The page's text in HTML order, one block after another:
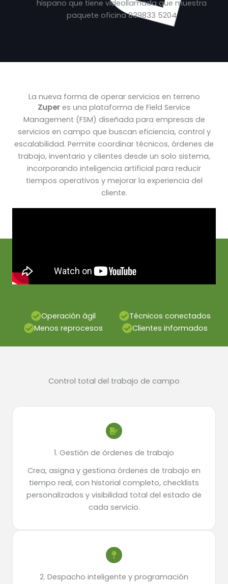
La nueva forma de operar servicios en terreno
Zuper es una plataforma de Field Service
Management (FSM) diseñada para empresas de
servicios en campo que buscan eficiencia, control y
escalabilidad. Permite coordinar técnicos, órdenes de
trabajo, inventario y clientes desde un solo sistema,
incorporando inteligencia artificial para reducir
tiempos operativos y mejorar la experiencia del
cliente.
Operación ágil
Técnicos conectados
Menos reprocesos
Clientes informados
Control total del trabajo de campo
1. Gestión de órdenes de trabajo
Crea, asigna y gestiona órdenes de trabajo en
tiempo real, con historial completo, checklists
personalizados y visibilidad total del estado de
cada servicio.
2. Despacho inteligente y programación